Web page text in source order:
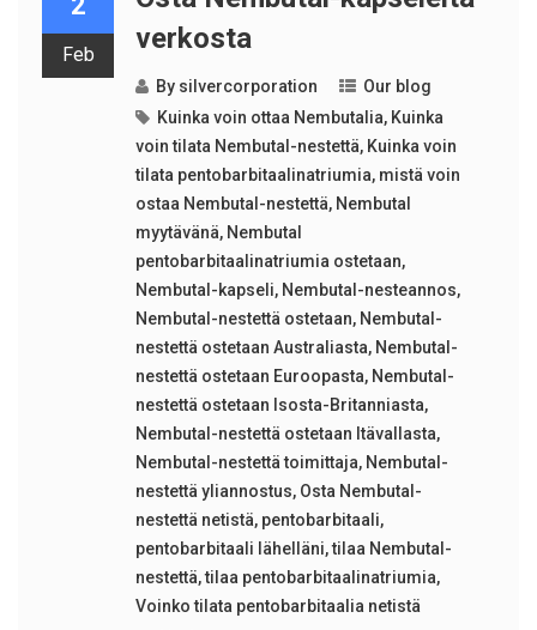
Feb
verkosta
By silvercorporation
Our blog
Kuinka voin ottaa Nembutalia, Kuinka
voin tilata Nembutal-nestettä, Kuinka voin
tilata pentobarbitaalinatriumia, mistä voin
ostaa Nembutal-nestettä, Nembutal
myytävänä, Nembutal
pentobarbitaalinatriumia ostetaan,
Nembutal-kapseli, Nembutal-nesteannos,
Nembutal-nestettä ostetaan, Nembutal-
nestettä ostetaan Australiasta, Nembutal-
nestettä ostetaan Euroopasta, Nembutal-
nestettä ostetaan Isosta-Britanniasta,
Nembutal-nestettä ostetaan Itävallasta,
Nembutal-nestettä toimittaja, Nembutal-
nestettä yliannostus, Osta Nembutal-
nestettä netistä, pentobarbitaali,
pentobarbitaali lähelläni,tilaa Nembutal-
nestettä,tilaa pentobarbitaalinatriumia,
Voinko tilata pentobarbitaalia netistä